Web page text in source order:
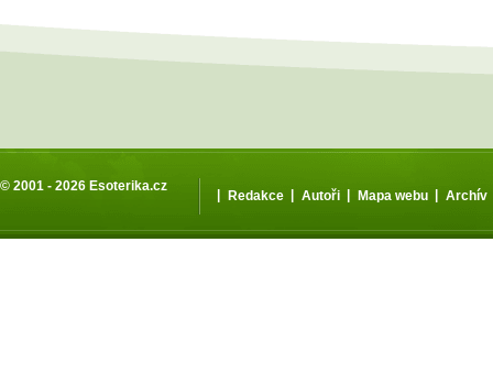
© 2001 - 2026 Esoterika.cz
| Redakce | Autoři | Mapa webu | Archív